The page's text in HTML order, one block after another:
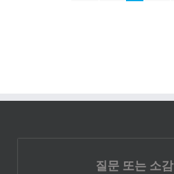
질문 또는 소감